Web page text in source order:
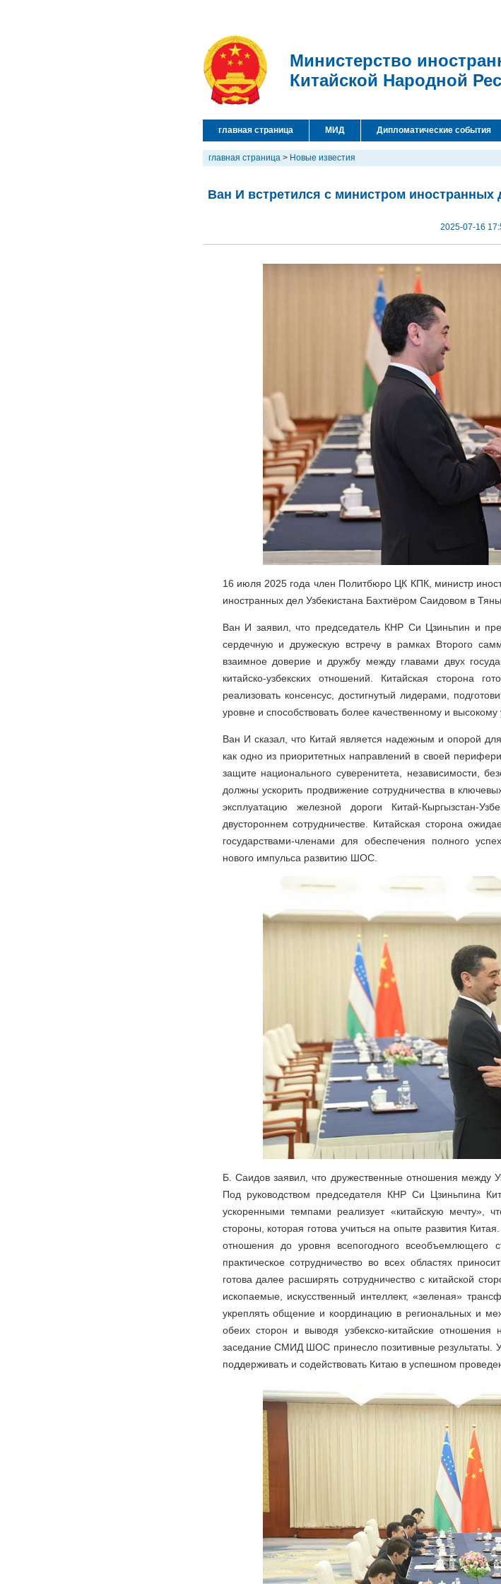
Министерство
Китайской Народной
главная страница МИД Дипломатические события
главная страница > Новые известия
Ван И встретился с министром иностранных
2025-07-16
16 июля 2025 года член Политбюро ЦК КПК, министр
иностранных дел Узбекистана Бахтиёром Саидовом в
Ван И заявил, что председатель КНР Си Цзиньпин и
сердечную и дружескую встречу в рамках Второго
взаимное доверие и дружбу между главами двух
китайско-узбекских отношений. Китайская сторона
реализовать консенсус, достигнутый лидерами,
уровне и способствовать более качественному и
Ван И сказал, что Китай является надежным и опорой для
как одно из приоритетных направлений в своей
защите национального суверенитета, независимости,
должны ускорить продвижение сотрудничества в
эксплуатацию железной дороги Китай-Кыргызстан-
двустороннем сотрудничестве. Китайская сторона
государствами-членами для обеспечения полного
нового импульса развитию ШОС.
Б. Саидов заявил, что дружественные отношения между
Под руководством председателя КНР Си Цзиньпина
ускоренными темпами реализует «китайскую мечту»,
стороны, которая готова учиться на опыте развития
отношения до уровня всепогодного всеобъемлющего
практическое сотрудничество во всех областях
готова далее расширять сотрудничество с китайской
ископаемые, искусственный интеллект, «зеленая»
укреплять общение и координацию в региональных и
обеих сторон и выводя узбекско-китайские
заседание СМИД ШОС принесло позитивные результаты.
поддерживать и содействовать Китаю в успешном